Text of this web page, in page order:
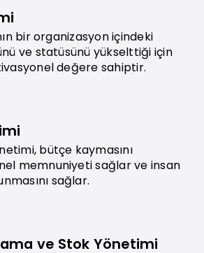
bir organizasyon içindeki
ve statüsünü yükselttiği için
değere sahiptir.
bütçe kaymasını
memnuniyeti sağlar ve insan
sağlar.
ve Stok Yönetimi